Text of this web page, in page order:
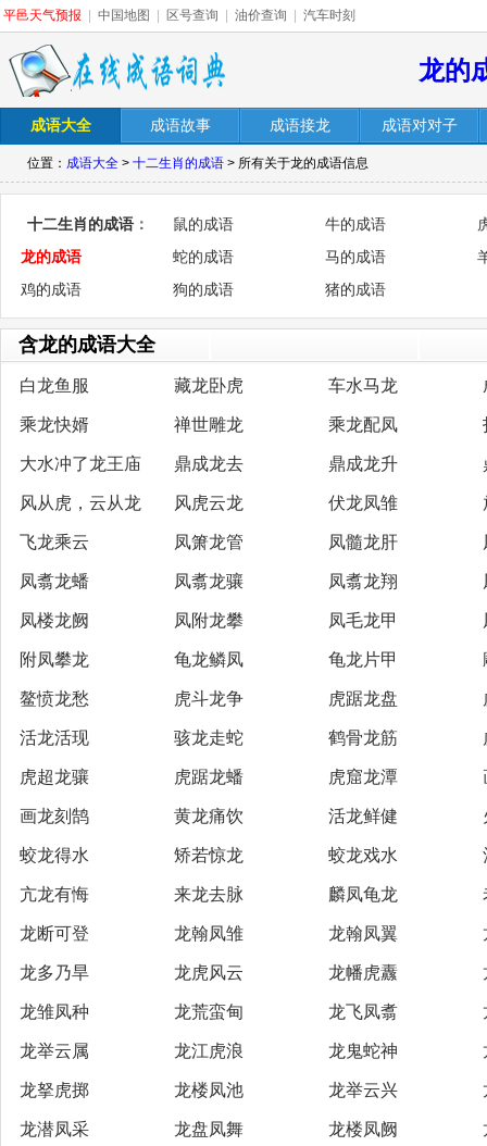
平邑天气预报 中国地图 区号查询 油价查询 汽车时刻
龙的
成语大全 成语故事 成语接龙 成语对对子
位置： 成语大全 > 十二生肖的成语 > 所有关于龙的成语信息
十二生肖的成语 ： 鼠的成语 牛的成语
龙的成语
蛇的成语 马的成语
鸡的成语
狗的成语 猪的成语
含龙的成语大全
白龙鱼服 藏龙卧虎 车水马龙
乘龙快婿 禅世雕龙 乘龙配凤
大水冲了龙王庙 鼎成龙去 鼎成龙升
风从虎，云从龙 风虎云龙 伏龙凤雏
飞龙乘云 凤箫龙管 凤髓龙肝
凤翥龙蟠 凤翥龙骧 凤翥龙翔
凤楼龙阙 凤附龙攀 凤毛龙甲
附凤攀龙 龟龙鳞凤 龟龙片甲
鳌愤龙愁 虎斗龙争 虎踞龙盘
活龙活现 骇龙走蛇 鹤骨龙筋
虎超龙骧 虎踞龙蟠 虎窟龙潭
画龙刻鹄 黄龙痛饮 活龙鲜健
蛟龙得水 矫若惊龙 蛟龙戏水
亢龙有悔 来龙去脉 麟凤龟龙
龙断可登 龙翰凤雏 龙翰凤翼
龙多乃旱 龙虎风云 龙幡虎纛
龙雏凤种 龙荒蛮甸 龙飞凤翥
龙举云属 龙江虎浪 龙鬼蛇神
龙拏虎掷 龙楼凤池 龙举云兴
龙潜凤采 龙盘凤舞 龙楼凤阙